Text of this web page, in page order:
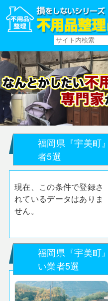
福岡県『宇美町
者5選
現在、この条件で登録さ
れているデータはありま
せん。
福岡県『宇美町
い業者5選